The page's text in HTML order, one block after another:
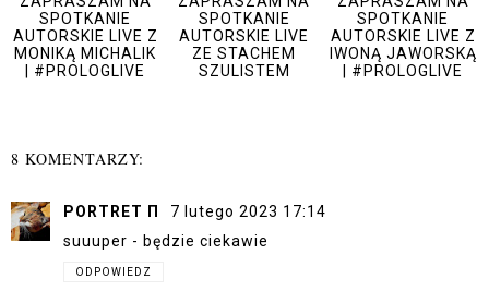
SPOTKANIE
AUTORSKIE LIVE Z
MONIKĄ MICHALIK
| #PROLOGLIVE
SPOTKANIE
AUTORSKIE LIVE
ZE STACHEM
SZULISTEM
SPOTKANIE
AUTORSKIE LIVE Z
IWONĄ JAWORSKĄ
| #PROLOGLIVE
8 KOMENTARZY:
PORTRET Π
7 lutego 2023 17:14
suuuper - będzie ciekawie
ODPOWIEDZ